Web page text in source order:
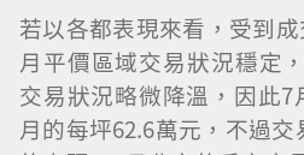
若以各都表現來看，受到
月平價區域交易狀況穩定
交易狀況略微降溫，因此
月的每坪62.6萬元，不過